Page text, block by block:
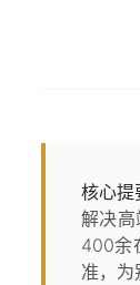
核心提
解决
400余
准，为